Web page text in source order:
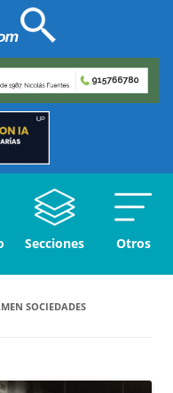
Secciones Otros
SOCIEDADES